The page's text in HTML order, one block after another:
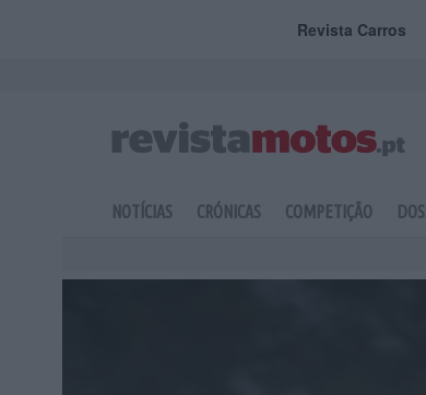
Revista Carros
NOTÍCIAS CRÓNICAS COMPETIÇÃO